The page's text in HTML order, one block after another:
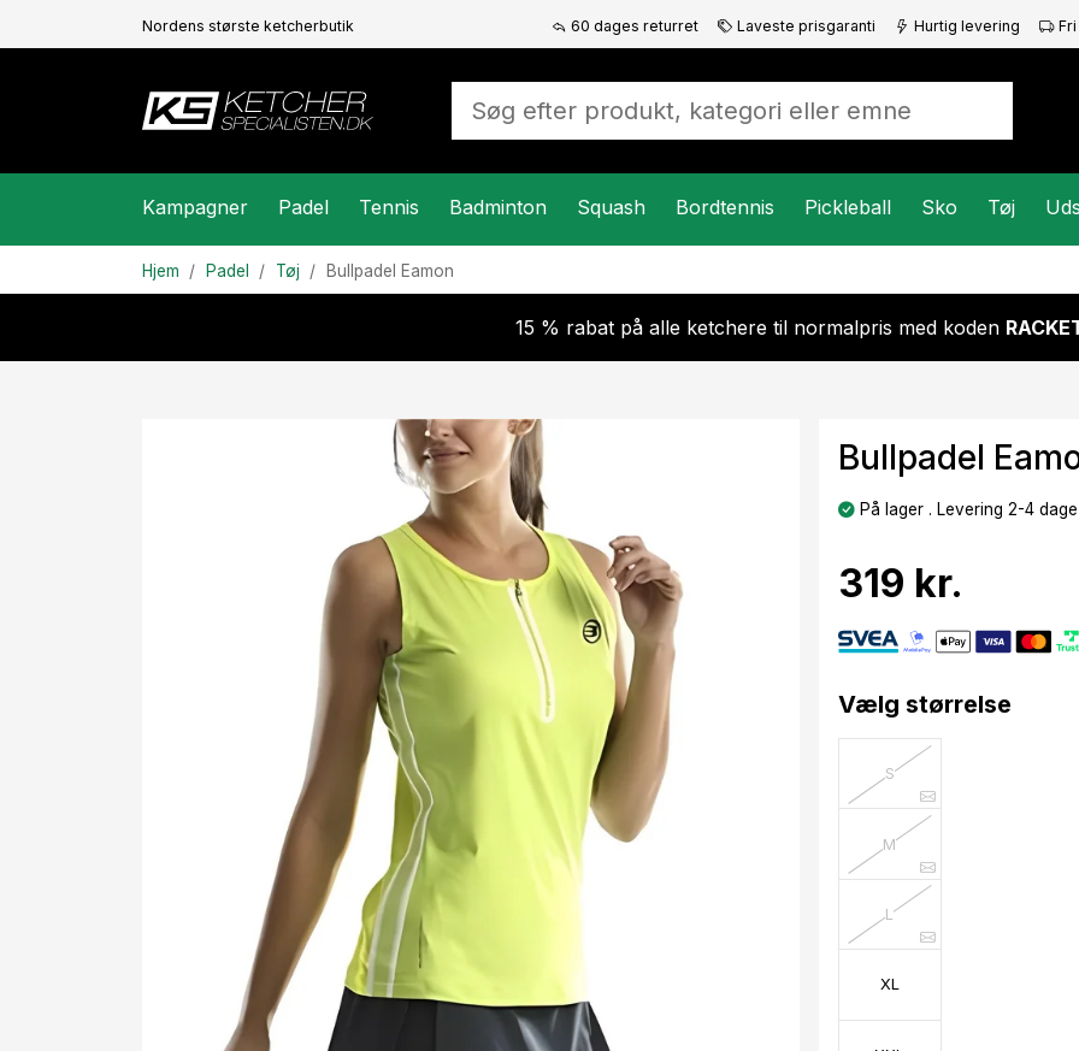
Nordens største ketcherbutik 60 dages returret Laveste prisgaranti Hurtig levering
Kampagner Padel Tennis Badminton Squash Bordtennis Pickleball Sko Tøj
Hjem Padel Tøj Bullpadel Eamon
15 % rabat på alle ketchere til normalpris med koden
Bullpadel
På lager . Levering 2-4 dage
319 kr.
Vælg størrelse
S
M
L
XL